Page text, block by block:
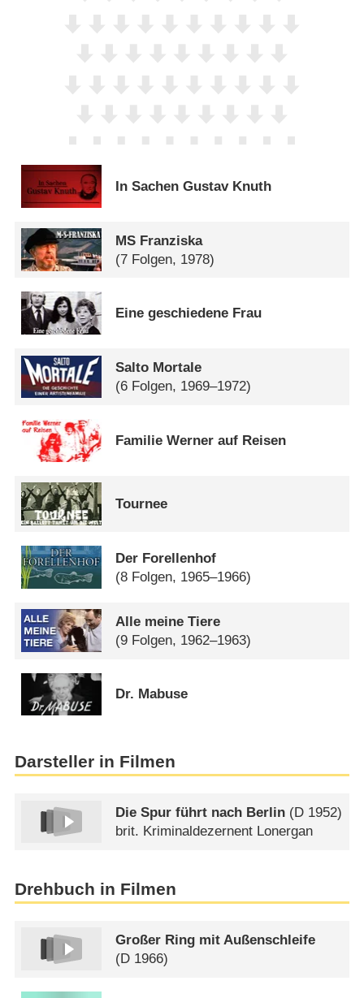
In Sachen Gustav Knuth
MS Franziska
(7 Folgen, 1978)
Eine geschiedene Frau
Salto Mortale
(6 Folgen, 1969–1972)
Familie Werner auf Reisen
Tournee
Der Forellenhof
(8 Folgen, 1965–1966)
Alle meine Tiere
(9 Folgen, 1962–1963)
Dr. Mabuse
Darsteller in Filmen
Die Spur führt nach Berlin (D 1952)
brit. Kriminaldezernent Lonergan
Drehbuch in Filmen
Großer Ring mit Außenschleife
(D 1966)